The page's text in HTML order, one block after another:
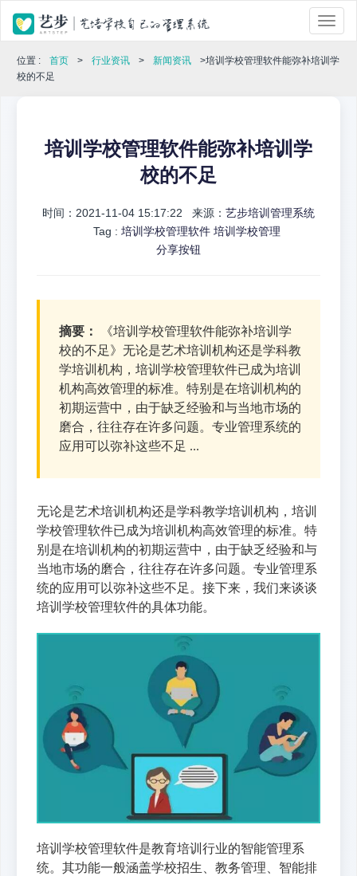
位置 : 首页 > 行业资讯 > 新闻资讯
>培训学校管理软件能弥补培训学
校的不足
培训学校管理软件能弥补培训学
校的不足
时间：2021-11-04 15:17:22 来源： 艺步培训管理系统
Tag : 培训学校管理软件 培训学校管理
分享按钮
摘要：
《培训学校管理软件能弥补培训学
校的不足》无论是艺术培训机构还是学科教
学培训机构，培训学校管理软件已成为培训
机构高效管理的标准。特别是在培训机构的
初期运营中，由于缺乏经验和与当地市场的
磨合，往往存在许多问题。专业管理系统的
应用可以弥补这些不足 ...
无论是艺术培训机构还是学科教学培训机构，培训
学校管理软件已成为培训机构高效管理的标准。特
别是在培训机构的初期运营中，由于缺乏经验和与
当地市场的磨合，往往存在许多问题。专业管理系
统的应用可以弥补这些不足。接下来，我们来谈谈
培训学校管理软件的具体功能。
培训学校管理软件是教育培训行业的智能管理系
统。其功能一般涵盖学校招生、教务管理、智能排